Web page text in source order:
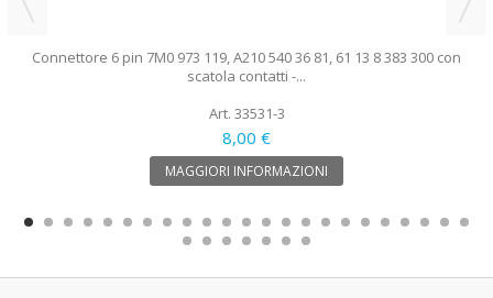
Connettore 6 pin 7M0 973 119, A210 540 36 81, 61 13 8 383 300 con
scatola contatti -...
Art. 33531-3
8,00 €
MAGGIORI INFORMAZIONI